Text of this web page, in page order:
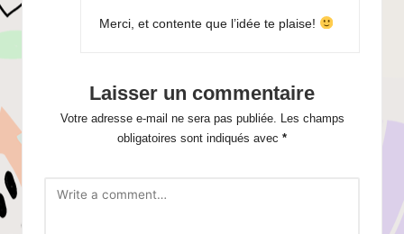
Merci, et contente que l’idée te plaise!
Laisser un commentaire
Votre adresse e-mail ne sera pas publiée. Les champs
obligatoires sont indiqués avec *